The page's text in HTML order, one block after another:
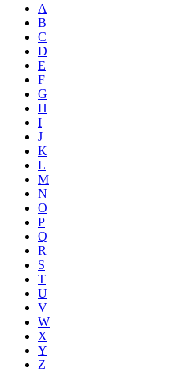
A
B
C
D
E
F
G
H
I
J
K
L
M
N
O
P
Q
R
S
T
U
V
W
X
Y
Z